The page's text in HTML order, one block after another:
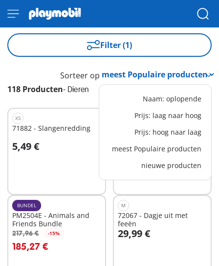
Filter (1)
118 Producten- Dieren
Sorteer op
Naam: oplopende
Prijs: laag naar hoog
Prijs: hoog naar laag
meest Populaire producten
nieuwe producten
XS
71882 - Slangenredding
5,49 €
In winkelwagen
71731 - Politiehond met
13,99 €
In winkelwagen
BUNDEL
PM2504E - Animals and
Friends Bundle
217,96 € -15%
185,27 €
In winkelwagen
M
72067 - Dagje uit met
feeën
29,99 €
In winkelwagen